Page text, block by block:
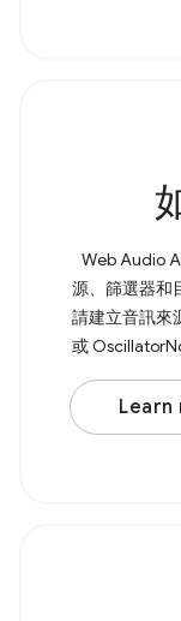
Web Audio
源、篩選器和
請建立音訊來
或
器 的基本震
建立新的
例如
Learn